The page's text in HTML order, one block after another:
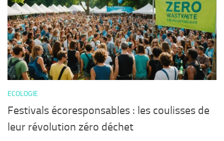
ECOLOGIE
Festivals écoresponsables : les coulisses de
leur révolution zéro déchet